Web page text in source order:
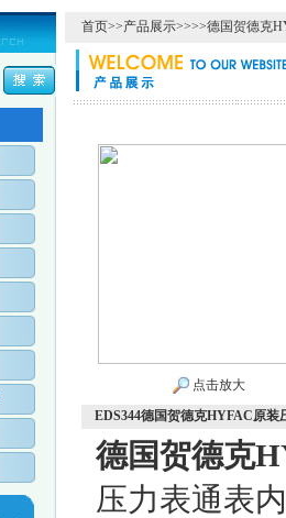
首页>>产品展示>>>>德国贺德克
点击放大
EDS344德国贺德克HYFAC原装
德国贺德克
压力表通表